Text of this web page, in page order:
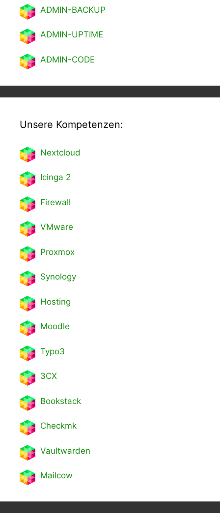
ADMIN-BACKUP
ADMIN-UPTIME
ADMIN-CODE
Unsere Kompetenzen:
Nextcloud
Icinga 2
Firewall
VMware
Proxmox
Synology
Hosting
Moodle
Typo3
3CX
Bookstack
Checkmk
Vaultwarden
Mailcow